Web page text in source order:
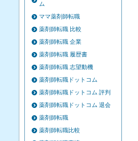
ム
ママ薬剤師転職
薬剤師転職 比較
薬剤師転職 企業
薬剤師転職 履歴書
薬剤師転職 志望動機
薬剤師転職ドットコム
薬剤師転職ドットコム 評判
薬剤師転職ドットコム 退会
薬剤師転職
薬剤師転職比較